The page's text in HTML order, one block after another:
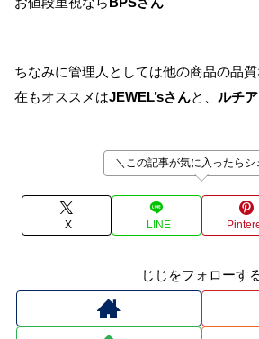
ちなみに管理人としては他の商品の品
在もオススメはJEWEL’sさんと、 ルチ
＼この記事が気に入ったらシ
X LINE
じじをフォローす